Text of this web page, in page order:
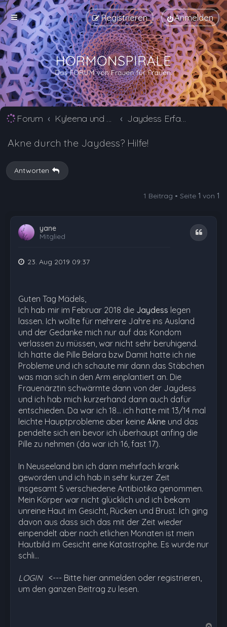
Anmelden
Registrieren
Forum Kyleena und Jaydess Erfahrungsberichte und Nebenwirkungen Jaydess Erfahrungsberichte und Nebenwirkungen
Akne durch the Jaydess? Hilfe!
Antworten
1 Beitrag • Seite 1 von 1
yane
Mitglied
Zitat
23. Aug 2019 09:37
Guten Tag Mädels,
Ich hab mir im Februar 2018 die Jaydess legen
lassen. Ich wollte für mehrere Jahre ins Ausland
und der Gedanke mich nur auf das Kondom
verlassen zu müssen, war nicht sehr beruhigend.
Ich hatte die Pille Belara bzw Damit hatte ich nie
Probleme und ich schaute mir dann das Stäbchen
was man sich in den Arm einplantiert an. Die
Frauenärztin schwärmte dann von der Jaydess
und ich hab mich kurzerhand dann auch dafür
entschieden. Da war ich 18... ich hatte mit 13/14 mal
leichte Hauptprobleme aber keine Akne und das
pendelte sich ein bevor ich überhaupt anfing die
Pille zu nehmen (da war ich 16, fast 17).
In Neuseeland bin ich dann mehrfach krank
geworden und ich hab in sehr kurzer Zeit
insgesamt 5 verschiedene Antibiotika genommen.
Mein Körper war nicht glücklich und ich bekam
unreine Haut im Gesicht, Rücken und Brust. Ich ging
davon aus dass sich das mit der Zeit wieder
einpendelt aber nach etlichen Monaten ist mein
Hautbild im Gesicht eine Katastrophe. Es wurde nur
schli…
LOGIN <--- Bitte hier anmelden oder registrieren,
um den ganzen Beitrag zu lesen.